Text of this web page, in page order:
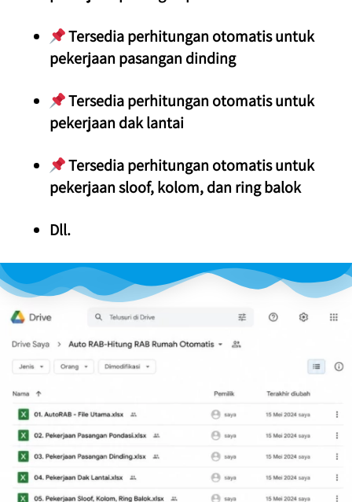
Tersedia perhitungan otomatis untuk
pekerjaan pasangan dinding
Tersedia perhitungan otomatis untuk
pekerjaan dak lantai
Tersedia perhitungan otomatis untuk
pekerjaan sloof, kolom, dan ring balok
Dll.